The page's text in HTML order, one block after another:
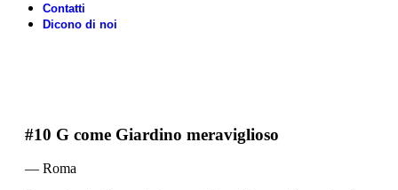
Contatti
Dicono di noi
#10 G come Giardino meraviglioso
— Roma